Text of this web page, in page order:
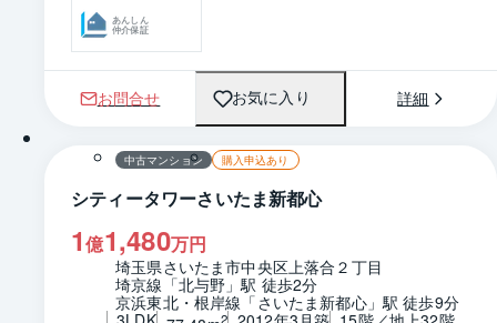
あんしん
仲介保証
お問合せ お気に入り 詳細
1 / 0 間取り
中古マンション 購入申込あり
シティータワーさいたま新都心
1億1,480万円
埼玉県さいたま市中央区上落合２丁目
埼京線「北与野」駅 徒歩2分
京浜東北・根岸線「さいたま新都心」駅 徒歩9分
2